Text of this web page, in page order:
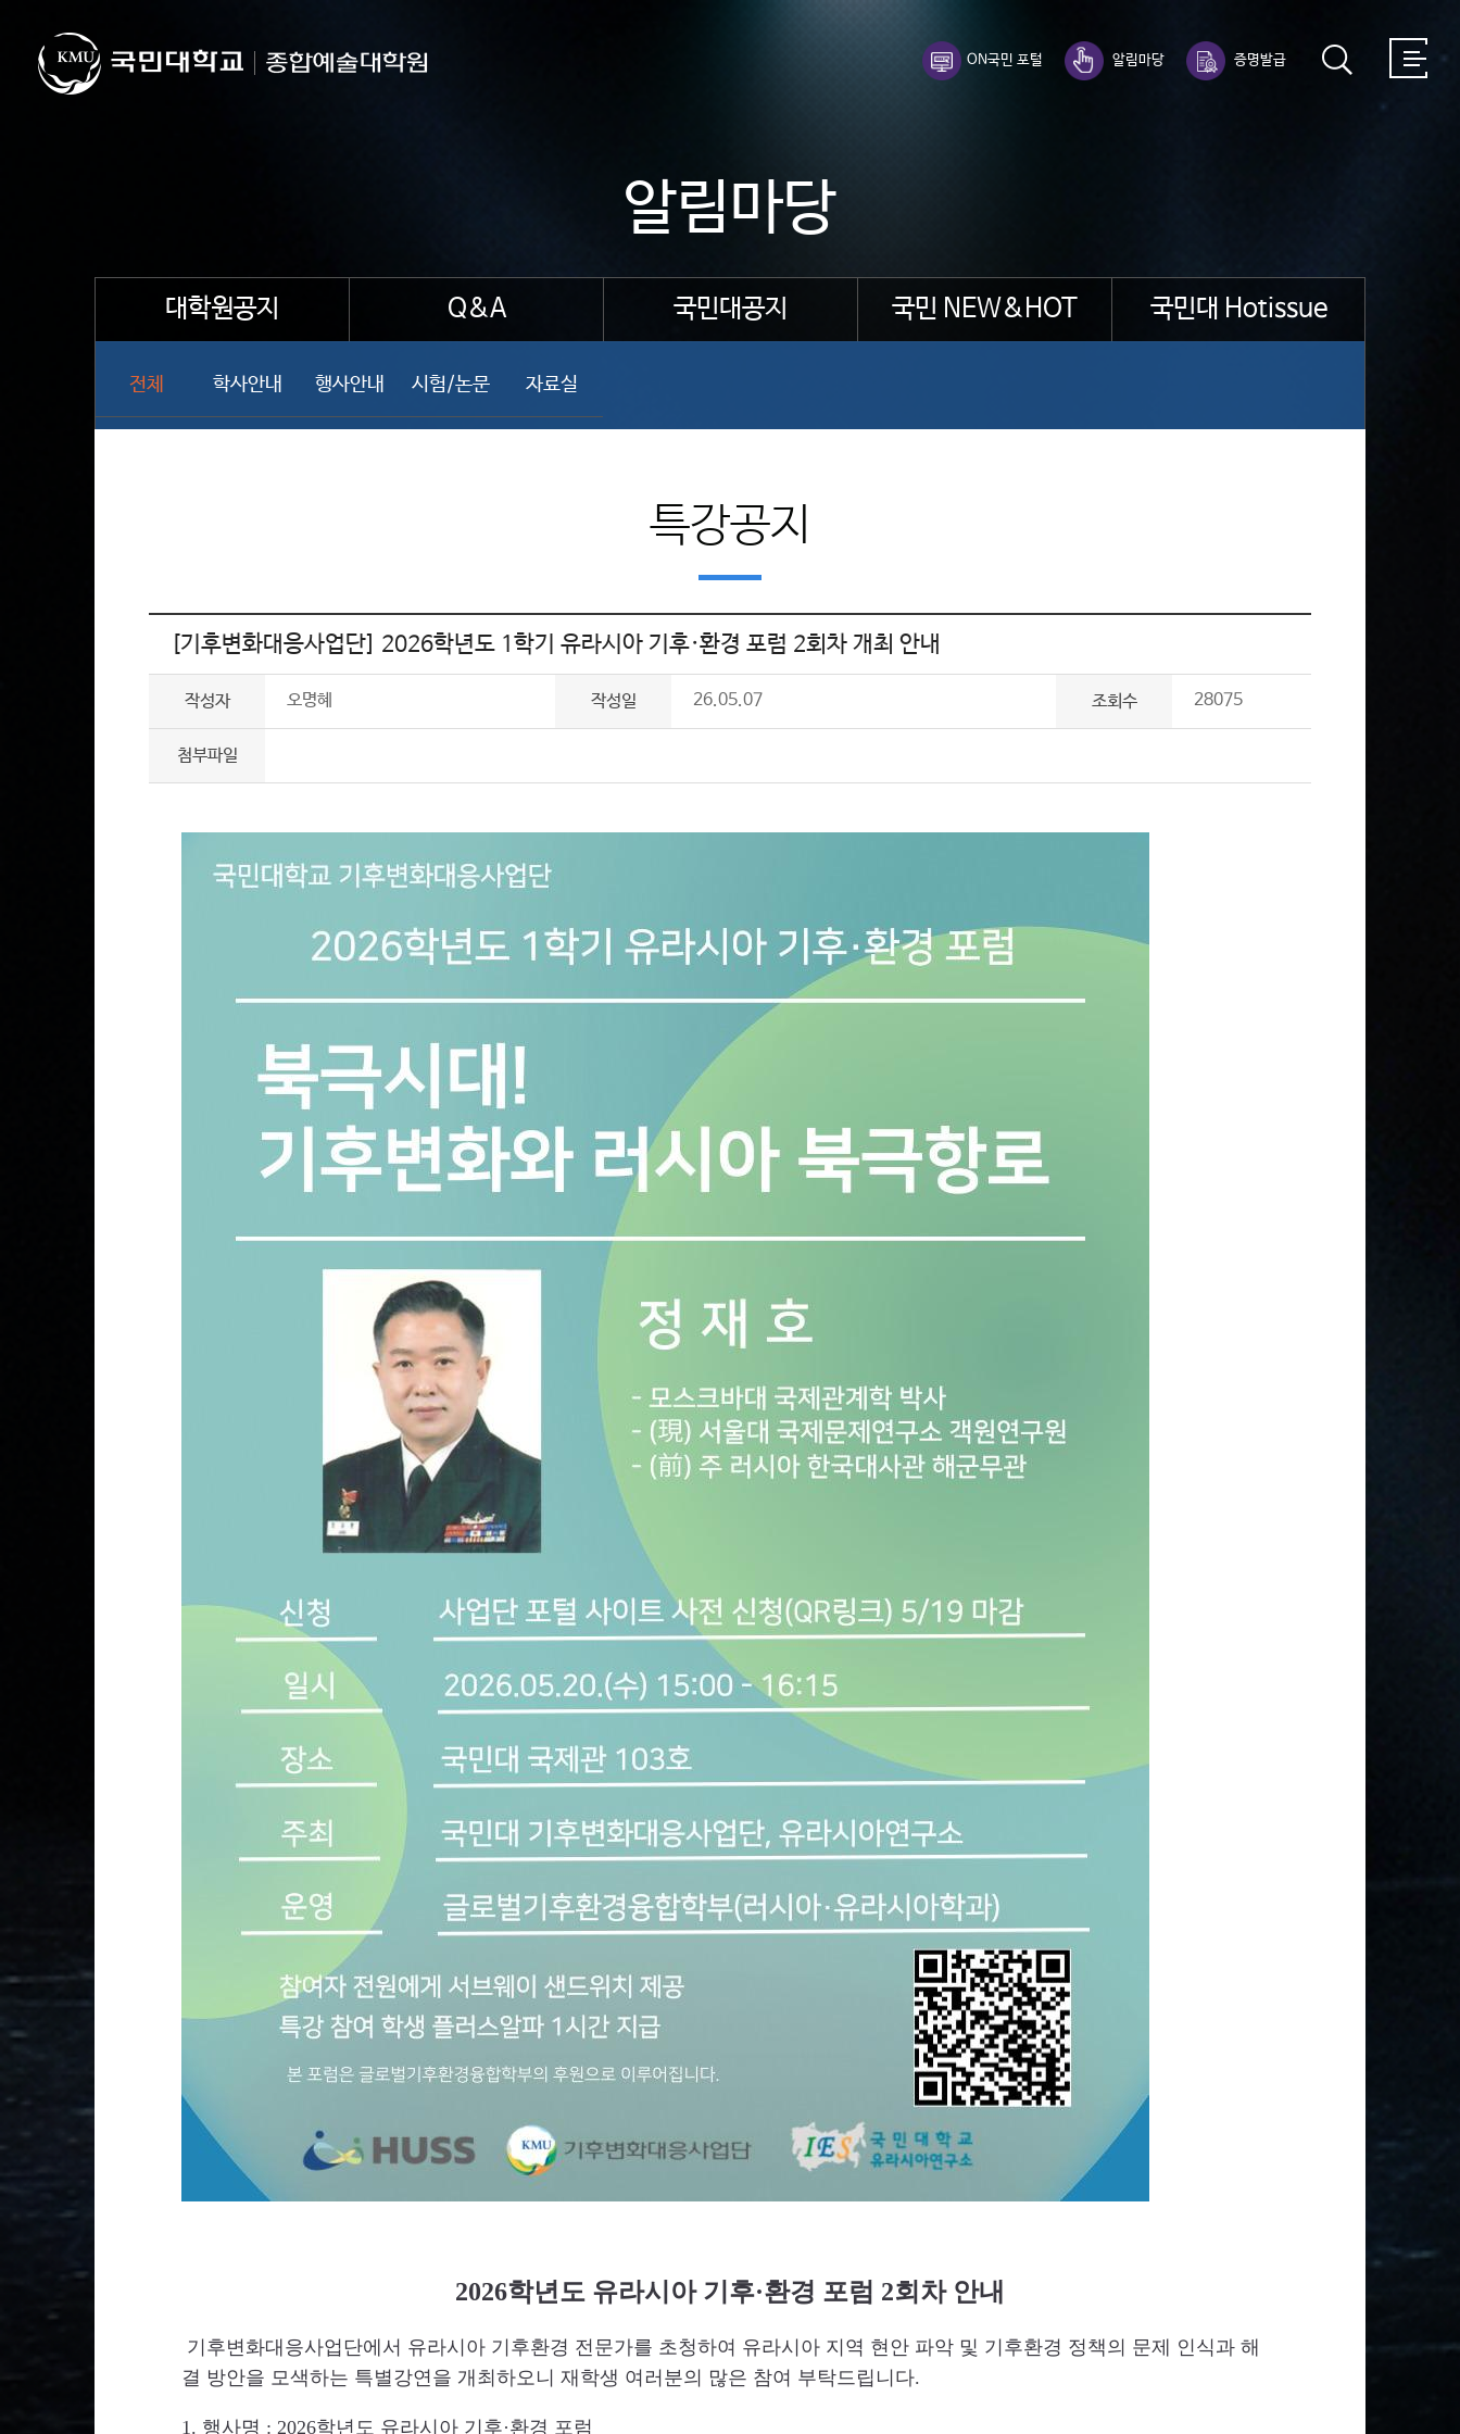
ON국민 포털 알림마당 증명발급
알림마당
대학원공지
전체 학사안내 행사안내 시험/논문 자료실
Q&A 국민대공지 국민 NEW&HOT 국민대 Hotissue
특강공지
[기후변화대응사업단] 2026학년도 1학기 유라시아 기후·환경 포럼 2회차 개최 안내
작성자 오명혜 작성일 26.05.07 조회수 28075
첨부파일
2026학년도 유라시아 기후·환경 포럼 2회차 안내
기후변화대응사업단에서 유라시아 기후환경 전문가를 초청하여 유라시아 지역 현안 파악 및 기후환경 정책의 문제 인식과 해
결 방안을 모색하는 특별강연을 개최하오니 재학생 여러분의 많은 참여 부탁드립니다.
1. 행사명 : 2026학년도 유라시아 기후·환경 포럼